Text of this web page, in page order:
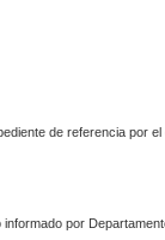
de referencia por el
por Departamento